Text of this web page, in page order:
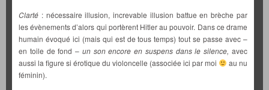
Clarté : nécessaire illusion, increvable illusion battue en brèche par
les évènements d’alors qui portèrent Hitler au pouvoir. Dans ce drame
humain évoqué ici (mais qui est de tous temps) tout se passe avec –
en toile de fond – un son encore en suspens dans le silence,avec
aussi la figure si érotique du violoncelle (associée ici par moi
au nu
féminin).